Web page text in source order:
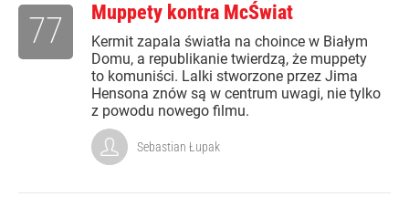
Muppety kontra McŚwiat
Kermit zapala światła na choince w Białym
Domu, a republikanie twierdzą, że muppety
to komuniści. Lalki stworzone przez Jima
Hensona znów są w centrum uwagi, nie tylko
z powodu nowego filmu.
77
Sebastian Łupak